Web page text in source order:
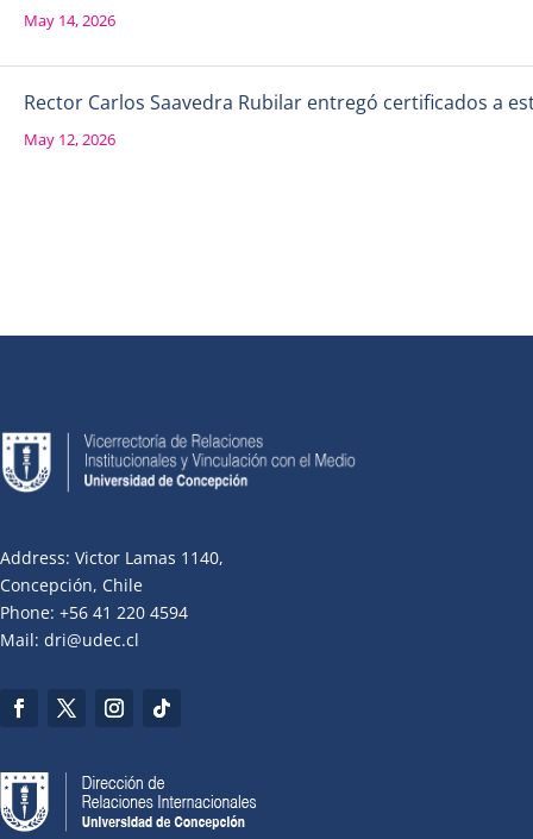
May 14, 2026
Rector Carlos Saavedra Rubilar entregó certificados a
May 12, 2026
Address: Victor Lamas 1140,
Concepción, Chile
Phone: +56 41 220 4594
Mail: dri@udec.cl